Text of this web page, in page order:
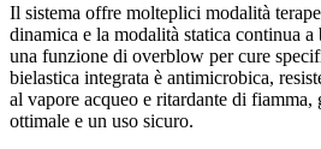
Il sistema offre molteplici modalità
dinamica e la modalità statica continua a
una funzione di overblow per cure
bielastica integrata è antimicrobica,
al vapore acqueo e ritardante di fiamma,
ottimale e un uso sicuro.